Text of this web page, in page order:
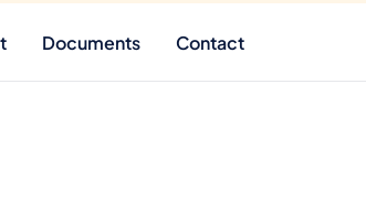
Documents Contact